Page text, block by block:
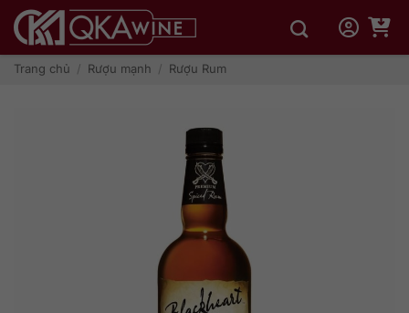
qua
dungTrang chủ / Rượu mạnh / Rượu Rum